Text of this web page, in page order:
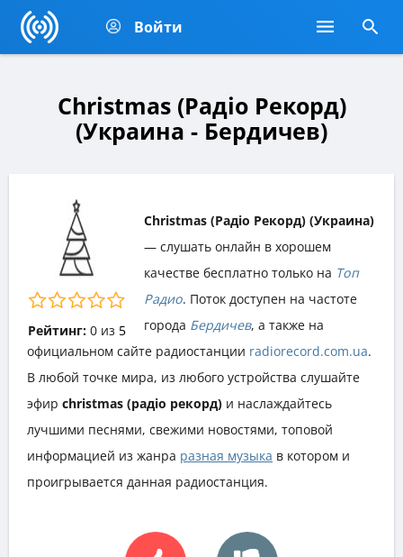
Войти
Christmas (Радіо Рекорд)
(Украина - Бердичев)
Рейтинг: 0из 5
Christmas (Радіо Рекорд) (Украина)
— слушать онлайн в хорошем
качестве бесплатно только на Топ
Радио. Поток доступен на частоте
города Бердичев, а также на
официальном сайте радиостанции radiorecord.com.ua.
В любой точке мира, из любого устройства слушайте
эфир christmas (радіо рекорд) и наслаждайтесь
лучшими песнями, свежими новостями, топовой
информацией из жанра разная музыка в котором и
проигрывается данная радиостанция.